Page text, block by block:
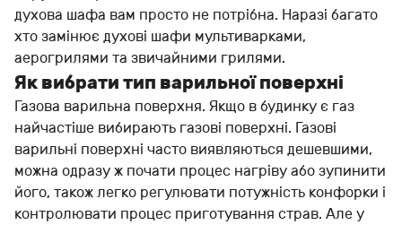
духова шафа вам просто не потрібна. Наразі багато
хто замінює духові шафи мультиварками,
аерогрилями та звичайними грилями.
Як вибрати тип варильної поверхні
Газова варильна поверхня. Якщо в будинку є газ
найчастіше вибирають газові поверхні. Газові
варильні поверхні часто виявляються дешевшими,
можна одразу ж почати процес нагріву або зупинити
його, також легко регулювати потужність конфорки і
контролювати процес приготування страв. Але у